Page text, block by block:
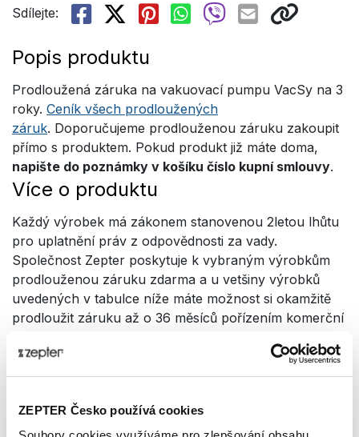
ZEPTER Česko používá cookies
Sdílejte:
Popis produktu
Prodloužená záruka na vakuovací pumpu VacSy na 3
roky. Ceník všech prodloužených
záruk. Doporučujeme prodlouženou záruku zakoupit
přímo s produktem. Pokud produkt již máte doma,
napište do poznámky v košíku číslo kupní smlouvy.
Více o produktu
Každý výrobek má zákonem stanovenou 2letou lhůtu
pro uplatnění práv z odpovědnosti za vady.
Společnost Zepter poskytuje k vybraným výrobkům
prodlouženou záruku zdarma a u vetšiny výrobků
uvedených v tabulce níže máte možnost si okamžitě
prodloužit záruku až o 36 měsíců pořízením komerční
zboží a její prodloužení se počítá od 1. dne po
skončení klasické záruky. Tato komerční záruka
standardní (můžete ji koupit jako fyzická i jako
právnická osoba).